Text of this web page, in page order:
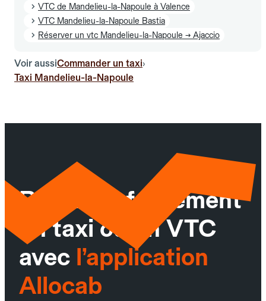
VTC de Mandelieu-la-Napoule à Valence
VTC Mandelieu-la-Napoule Bastia
Réserver un vtc Mandelieu-la-Napoule → Ajaccio
Voir aussiCommander un taxi›
Taxi Mandelieu-la-Napoule
Réservez facilement
un taxi ou un VTC
avec l’application
Allocab